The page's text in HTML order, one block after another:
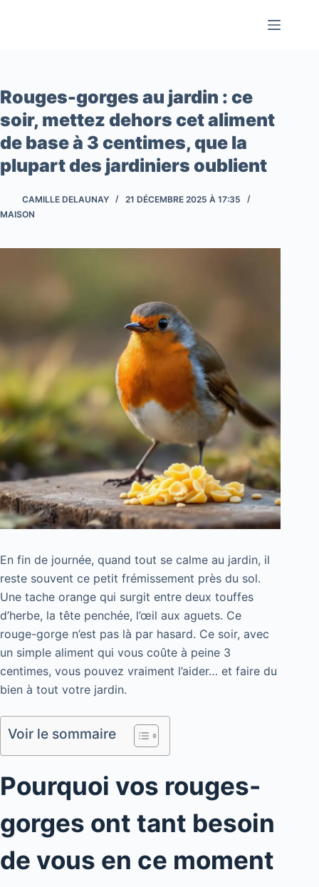
Rouges-gorges au jardin : ce
soir, mettez dehors cet aliment
de base à 3 centimes, que la
plupart des jardiniers oublient
CAMILLE DELAUNAY
21 DÉCEMBRE 2025 À 17:35
MAISON
En fin de journée, quand tout se calme au jardin, il
reste souvent ce petit frémissement près du sol.
Une tache orange qui surgit entre deux touffes
d’herbe, la tête penchée, l’œil aux aguets. Ce
rouge-gorge n’est pas là par hasard. Ce soir, avec
un simple aliment qui vous coûte à peine 3
centimes, vous pouvez vraiment l’aider… et faire du
bien à tout votre jardin.
Voir le sommaire
Pourquoi vos rouges-
gorges ont tant besoin
de vous en ce moment